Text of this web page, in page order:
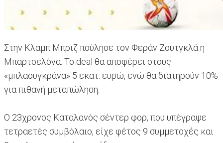
Στην Κλαμπ Μπριζ πούλησε τον Φεράν Ζουτγκλά η
Μπαρτσελόνα. Το deal θα αποφέρει στους
«μπλαουγκράνα» 5 εκατ. ευρώ, ενώ θα διατηρούν 10%
για πιθανή μεταπώληση.
Ο 23χρονος Καταλανός σέντερ φορ, που υπέγραψε
τετραετές συμβόλαιο, είχε φέτος 9 συμμετοχές και